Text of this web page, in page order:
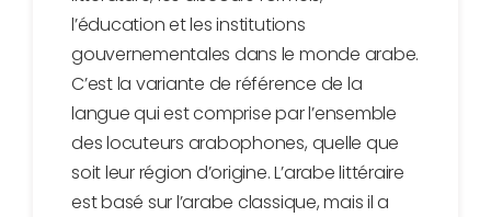
l’éducation et les institutions
gouvernementales dans le monde arabe.
C’est la variante de référence de la
langue qui est comprise par l’ensemble
des locuteurs arabophones, quelle que
soit leur région d’origine. L’arabe littéraire
est basé sur l’arabe classique, mais il a